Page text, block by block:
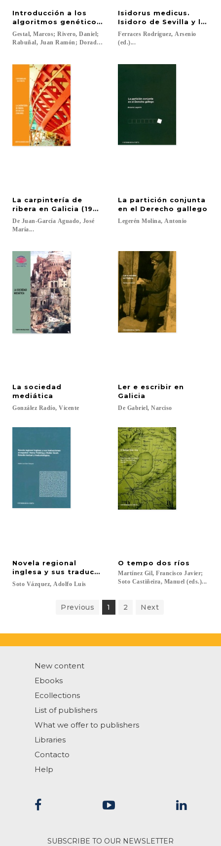
Introducción a los
algoritmos genéticos y la programación genética
Gestal, Marcos; Rivero, Daniel;
Rabuñal, Juan Ramón; Dorado, Julián; Pazos, Alejandro...
Isidorus medicus.
Isidoro de Sevilla y los
Ferraces Rodríguez, Arsenio
(ed.)...
La carpintería de
ribera en Galicia (1940-2000)
De Juan-García Aguado, José
María...
La partición conjunta
en el Derecho gallego
Legerén Molina, Antonio
La sociedad
mediática
González Radío, Vicente
Ler e escribir en
Galicia
De Gabriel, Narciso
Novela regional
inglesa y sus traducciones al español: Henry
Soto Vázquez, Adolfo Luis
O tempo dos ríos
Martínez Gil, Francisco Javier;
Soto Castiñeira, Manuel (eds.)...
Previous 1 2 Next
New content
Ebooks
Ecollections
List of publishers
What we offer to publishers
Libraries
Contacto
Help
SUBSCRIBE TO OUR NEWSLETTER